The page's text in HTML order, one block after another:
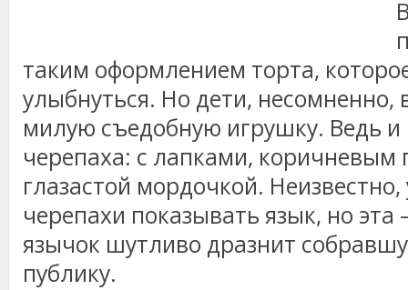
таким оформлением торта,
улыбнуться. Но дети, несомненно,
милую съедобную игрушку. Ведь
черепаха: с лапками, коричневым
глазастой мордочкой.
черепахи показывать язык, но эта
язычок шутливо дразнит
публику.